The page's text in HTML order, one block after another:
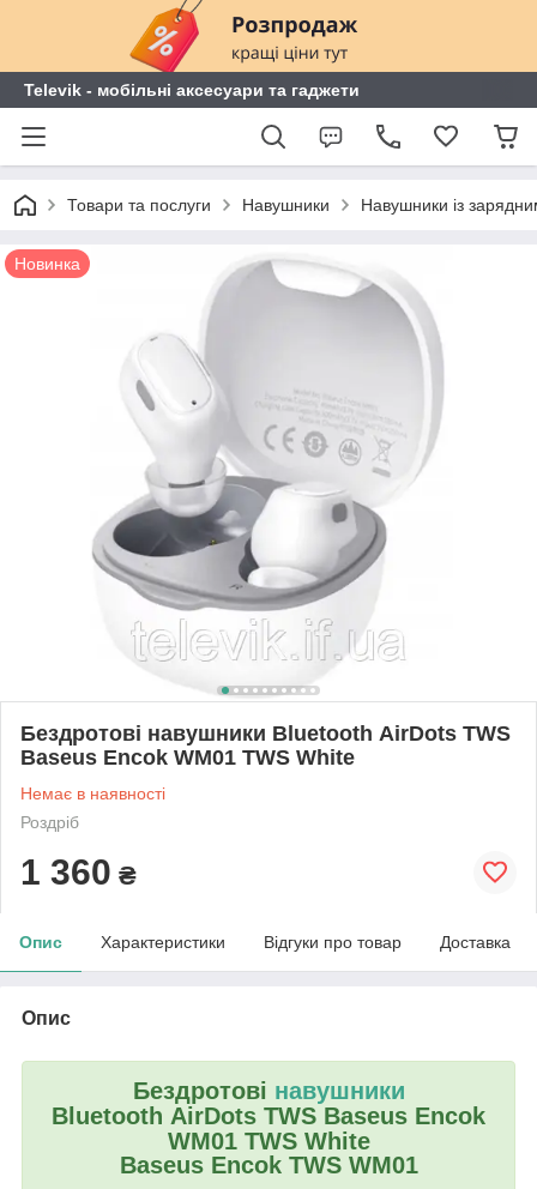
Televik - мобільні аксесуари та гаджети
Товари та послуги Навушники Навушники із
Новинка
Бездротові навушники Bluetooth AirDots TWS
Baseus Encok WM01 TWS White
Немає в наявності
Роздріб
1 360 ₴
Опис Характеристики Відгуки про товар Доставка
Опис
Бездротові навушники
Bluetooth AirDots TWS Baseus Encok
WM01 TWS White
Baseus Encok TWS WM01